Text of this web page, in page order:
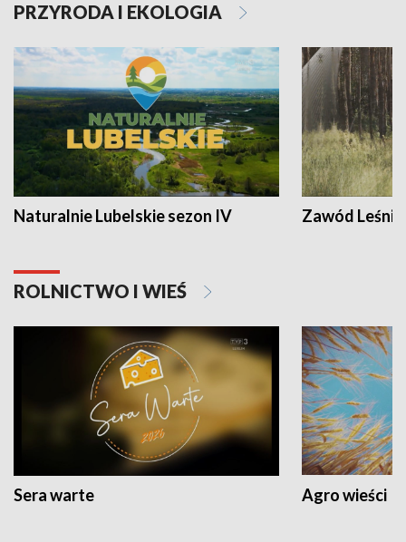
PRZYRODA I EKOLOGIA
Naturalnie Lubelskie sezon IV Zawód Leśnik
ROLNICTWO I WIEŚ
Sera warte Agro wieści